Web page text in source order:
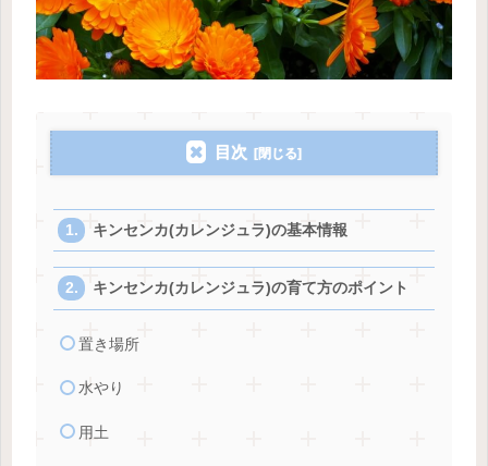
目次
キンセンカ(カレンジュラ)の基本情報
キンセンカ(カレンジュラ)の育て方のポイント
置き場所
水やり
用土